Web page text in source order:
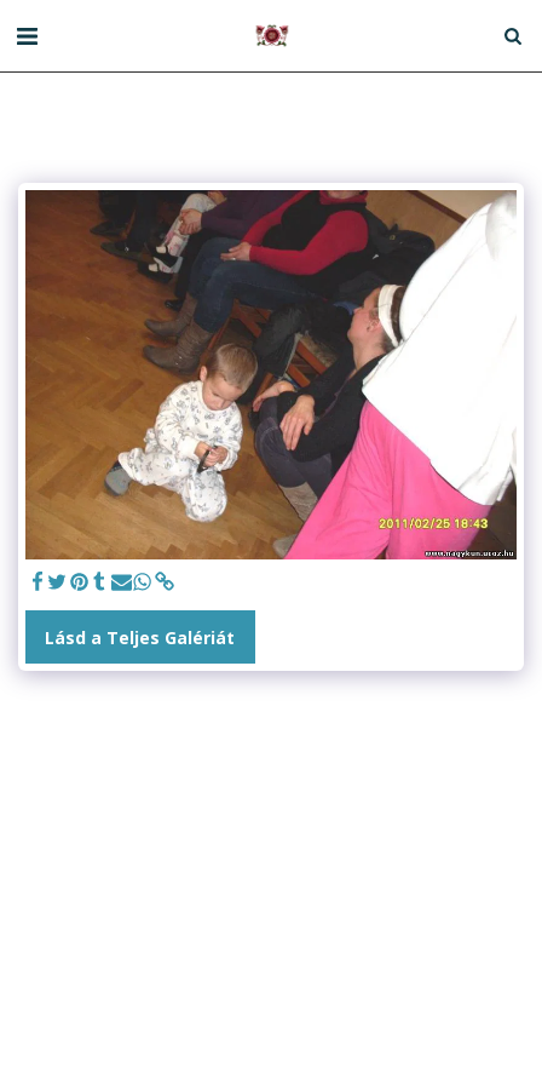
Lásd a Teljes Galériát